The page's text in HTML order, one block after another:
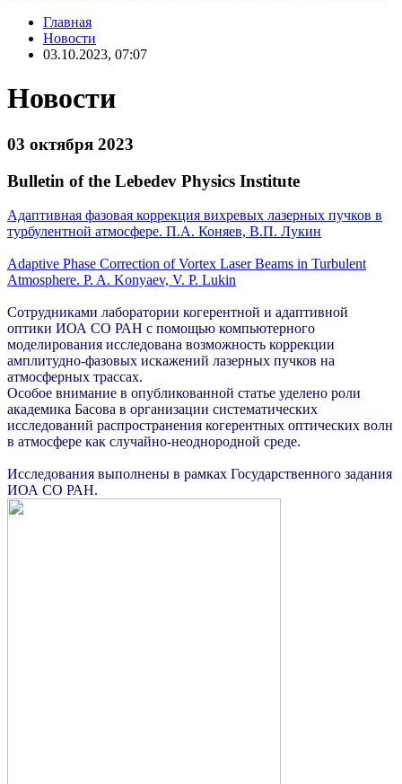
Главная
Новости
03.10.2023, 07:07
Новости
03 октября 2023
Bulletin of the Lebedev Physics Institute
Адаптивная фазовая коррекция вихревых лазерных пучков в
турбулентной атмосфере. П.А. Коняев, В.П. Лукин
Adaptive Phase Correction of Vortex Laser Beams in Turbulent
Atmosphere. P. A. Konyaev, V. P. Lukin
Сотрудниками лаборатории когерентной и адаптивной
оптики ИОА СО РАН с помощью компьютерного
моделирования исследована возможность коррекции
амплитудно-фазовых искажений лазерных пучков на
атмосферных трассах.
Особое внимание в опубликованной статье уделено роли
академика Басова в организации систематических
исследований распространения когерентных оптических волн
в атмосфере как случайно-неоднородной среде.
Исследования выполнены в рамках Государственного задания
ИОА СО РАН.